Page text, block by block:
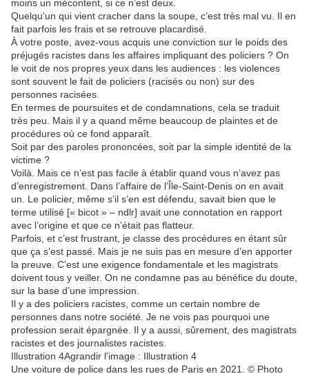
moins un mécontent, si ce n’est deux.
Quelqu’un qui vient cracher dans la soupe, c’est très mal vu. Il en
fait parfois les frais et se retrouve placardisé.
À votre poste, avez-vous acquis une conviction sur le poids des
préjugés racistes dans les affaires impliquant des policiers ? On
le voit de nos propres yeux dans les audiences : les violences
sont souvent le fait de policiers (racisés ou non) sur des
personnes racisées.
En termes de poursuites et de condamnations, cela se traduit
très peu. Mais il y a quand même beaucoup de plaintes et de
procédures où ce fond apparaît.
Soit par des paroles prononcées, soit par la simple identité de la
victime ?
Voilà. Mais ce n’est pas facile à établir quand vous n’avez pas
d’enregistrement. Dans l’affaire de l’Île-Saint-Denis on en avait
un. Le policier, même s’il s’en est défendu, savait bien que le
terme utilisé [« bicot » – ndlr] avait une connotation en rapport
avec l’origine et que ce n’était pas flatteur.
Parfois, et c’est frustrant, je classe des procédures en étant sûr
que ça s’est passé. Mais je ne suis pas en mesure d’en apporter
la preuve. C’est une exigence fondamentale et les magistrats
doivent tous y veiller. On ne condamne pas au bénéfice du doute,
sur la base d’une impression.
Il y a des policiers racistes, comme un certain nombre de
personnes dans notre société. Je ne vois pas pourquoi une
profession serait épargnée. Il y a aussi, sûrement, des magistrats
racistes et des journalistes racistes.
Illustration 4Agrandir l’image : Illustration 4
Une voiture de police dans les rues de Paris en 2021. © Photo